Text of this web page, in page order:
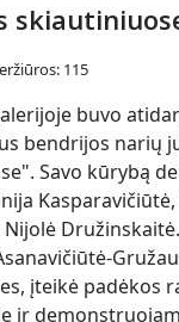
115
buvo
bendrijos narių
Savo kūrybą
Kasparavičiūtė,
Družinskaitė.
įteikė padėkos
ir